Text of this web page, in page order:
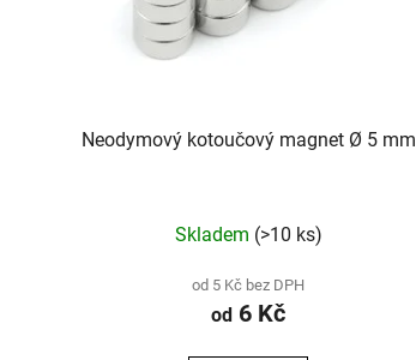
Neodymový kotoučový magnet Ø 5 mm
Skladem (>10 ks)
od 5 Kč bez DPH
od 6 Kč